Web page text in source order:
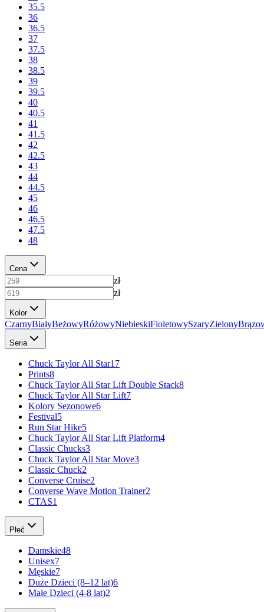
35.5
36
36.5
37
37.5
38
38.5
39
39.5
40
40.5
41
41.5
42
42.5
43
44
44.5
45
46
46.5
47.5
48
Cena
zł
zł
Kolor
CzarnyBiałyBeżowyRóżowyNiebieskiFioletowySzaryZielony
Seria
Chuck Taylor All Star17
Prints8
Chuck Taylor All Star Lift Double Stack8
Chuck Taylor All Star Lift7
Kolory Sezonowe6
Festival5
Run Star Hike5
Chuck Taylor All Star Lift Platform4
Classic Chucks3
Chuck Taylor All Star Move3
Classic Chuck2
Converse Cruise2
Converse Wave Motion Trainer2
CTAS1
Płeć
Damskie48
Unisex7
Męskie7
Duże Dzieci (8–12 lat)6
Małe Dzieci (4-8 lat)2